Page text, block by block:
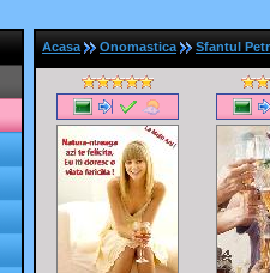
Acasa Onomastica Sfantul